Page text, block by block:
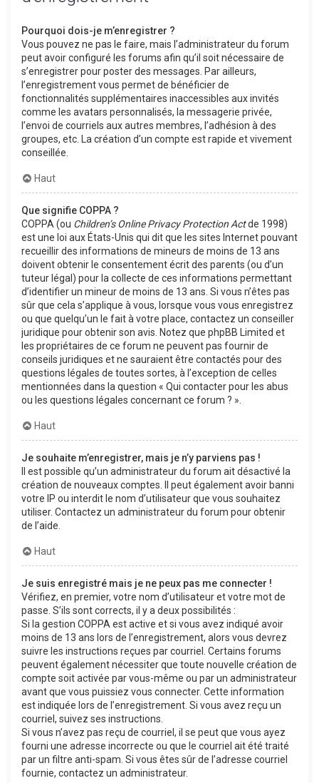
Pourquoi dois-je m’enregistrer ?
Vous pouvez ne pas le faire, mais l’administrateur du forum
peut avoir configuré les forums afin qu’il soit nécessaire de
s’enregistrer pour poster des messages. Par ailleurs,
l’enregistrement vous permet de bénéficier de
fonctionnalités supplémentaires inaccessibles aux invités
comme les avatars personnalisés, la messagerie privée,
l’envoi de courriels aux autres membres, l’adhésion à des
groupes, etc. La création d’un compte est rapide et vivement
conseillée.
Haut
Que signifie COPPA ?
COPPA (ou Children’s Online Privacy Protection Actde 1998)
est une loi aux États-Unis qui dit que les sites Internet pouvant
recueillir des informations de mineurs de moins de 13 ans
doivent obtenir le consentement écrit des parents (ou d’un
tuteur légal) pour la collecte de ces informations permettant
d’identifier un mineur de moins de 13 ans. Si vous n’êtes pas
sûr que cela s’applique à vous, lorsque vous vous enregistrez
ou que quelqu’un le fait à votre place, contactez un conseiller
juridique pour obtenir son avis. Notez que phpBB Limited et
les propriétaires de ce forum ne peuvent pas fournir de
conseils juridiques et ne sauraient être contactés pour des
questions légales de toutes sortes, à l’exception de celles
mentionnées dans la question « Qui contacter pour les abus
ou les questions légales concernant ce forum ? ».
Haut
Je souhaite m’enregistrer, mais je n’y parviens pas !
Il est possible qu’un administrateur du forum ait désactivé la
création de nouveaux comptes. Il peut également avoir banni
votre IP ou interdit le nom d’utilisateur que vous souhaitez
utiliser. Contactez un administrateur du forum pour obtenir
de l’aide.
Haut
Je suis enregistré mais je ne peux pas me connecter !
Vérifiez, en premier, votre nom d’utilisateur et votre mot de
passe. S’ils sont corrects, il y a deux possibilités :
Si la gestion COPPA est active et si vous avez indiqué avoir
moins de 13 ans lors de l’enregistrement, alors vous devrez
suivre les instructions reçues par courriel. Certains forums
peuvent également nécessiter que toute nouvelle création de
compte soit activée par vous-même ou par un administrateur
avant que vous puissiez vous connecter. Cette information
est indiquée lors de l’enregistrement. Si vous avez reçu un
courriel, suivez ses instructions.
Si vous n’avez pas reçu de courriel, il se peut que vous ayez
fourni une adresse incorrecte ou que le courriel ait été traité
par un filtre anti-spam. Si vous êtes sûr de l’adresse courriel
fournie, contactez un administrateur.